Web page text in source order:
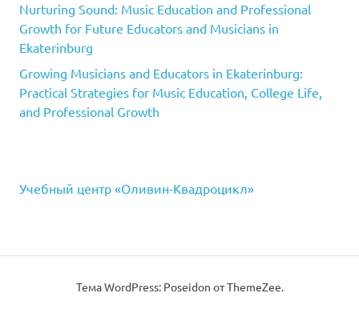
Nurturing Sound: Music Education and Professional
Growth for Future Educators and Musicians in
Ekaterinburg
Growing Musicians and Educators in Ekaterinburg:
Practical Strategies for Music Education, College Life,
and Professional Growth
Учебный центр «Оливин-Квадроцикл»
Тема WordPress: Poseidon от ThemeZee.